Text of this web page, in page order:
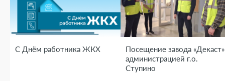
С Днём работника ЖКХ
Посещение завода «Декаст»
администрацией г.о.
Ступино